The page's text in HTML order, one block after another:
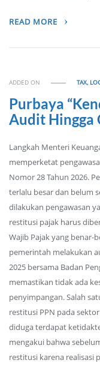
READ MORE
ADDED ON TAX,
Purbaya
Audit Hingga
Langkah Menteri
memperketat
Nomor 28 Tahun 2026.
terlalu besar dan belum
dilakukan pengawasan
restitusi pajak harus
Wajib Pajak yang benar-
pemerintah melakukan
2025 bersama Badan
memastikan tidak ada
penyimpangan. Salah
restitusi PPN pada
diduga terdapat
mengakui bahwa
restitusi karena realisasi